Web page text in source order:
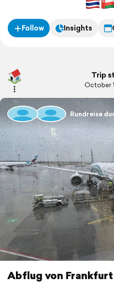
Follow Insights
Trip
October
Rundreise
Abflug von Frankfurt